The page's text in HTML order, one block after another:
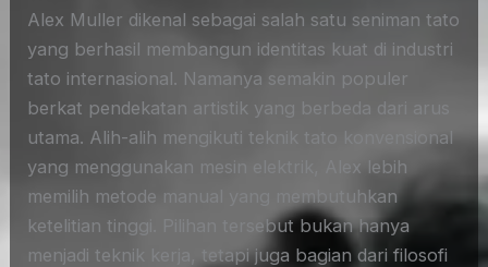
Alex Muller dikenal sebagai salah satu seniman tato
yang berhasil membangun identitas kuat di industri
tato internasional. Namanya semakin populer
berkat pendekatan artistik yang berbeda dari arus
utama. Alih-alih mengikuti teknik tato konvensional
yang menggunakan mesin elektrik, Alex lebih
memilih metode manual yang membutuhkan
ketelitian tinggi. Pilihan tersebut bukan hanya
menjadi teknik kerja, tetapi juga bagian dari filosofi